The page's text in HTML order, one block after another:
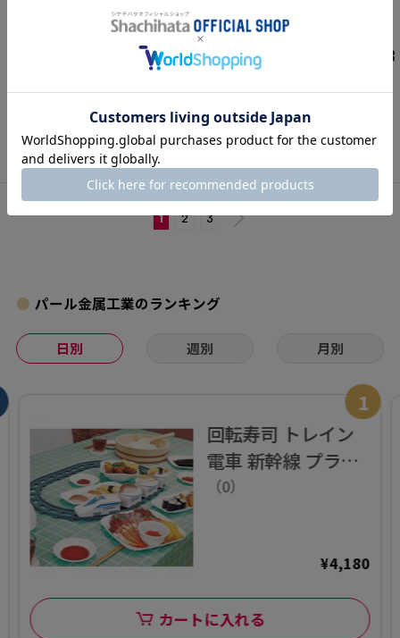
¥2,255
（0）
¥3,168
1 2 3
パール金属工業のランキング
日別 週別 月別
1
回転寿司 トレイン
電車 新幹線 プラレ
ール レーン すし 電
（0）
¥4,180
カートに入れる